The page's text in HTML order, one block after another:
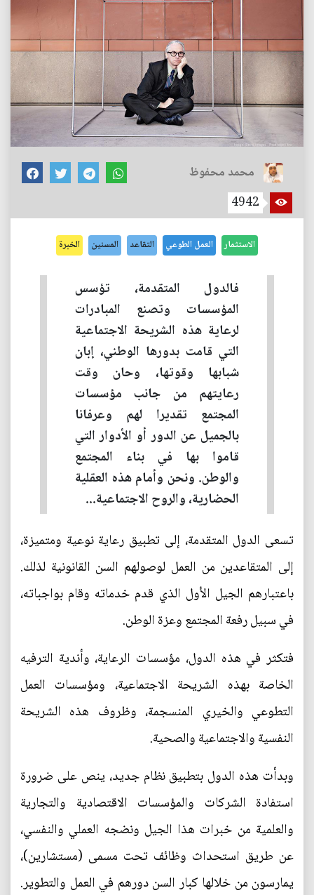
محمد محفوظ
4942
الاستثمار العمل الطوعي التقاعد المسنين الخبرة
فالدول المتقدمة، تؤسس
المؤسسات وتصنع المبادرات
لرعاية هذه الشريحة الاجتماعية
التي قامت بدورها الوطني، إبان
شبابها وقوتها، وحان وقت
رعايتهم من جانب مؤسسات
المجتمع تقديرا لهم وعرفانا
بالجميل عن الدور أو الأدوار التي
قاموا بها في بناء المجتمع
والوطن. ونحن وأمام هذه العقلية
الحضارية، والروح الاجتماعية...
تسعى الدول المتقدمة، إلى تطبيق رعاية نوعية ومتميزة،
إلى المتقاعدين من العمل لوصولهم السن القانونية لذلك.
باعتبارهم الجيل الأول الذي قدم خدماته وقام بواجباته،
في سبيل رفعة المجتمع وعزة الوطن.
فتكثر في هذه الدول، مؤسسات الرعاية، وأندية الترفيه
الخاصة بهذه الشريحة الاجتماعية، ومؤسسات العمل
التطوعي والخيري المنسجمة، وظروف هذه الشريحة
النفسية والاجتماعية والصحية.
وبدأت هذه الدول بتطبيق نظام جديد، ينص على ضرورة
استفادة الشركات والمؤسسات الاقتصادية والتجارية
والعلمية من خبرات هذا الجيل ونضجه العملي والنفسي،
عن طريق استحداث وظائف تحت مسمى (مستشارين)،
يمارسون من خلالها كبار السن دورهم في العمل والتطوير.